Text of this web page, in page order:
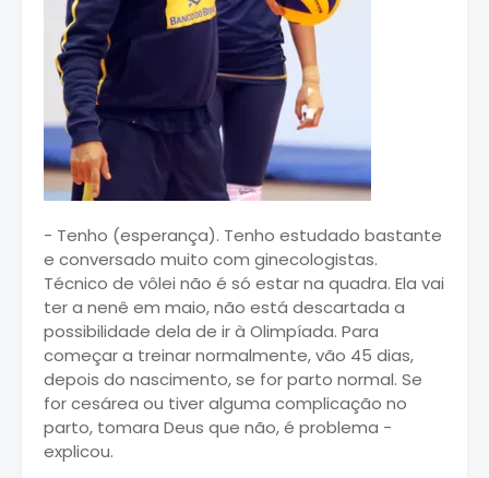
- Tenho (esperança). Tenho estudado bastante
e conversado muito com ginecologistas.
Técnico de vôlei não é só estar na quadra. Ela vai
ter a nenê em maio, não está descartada a
possibilidade dela de ir à Olimpíada. Para
começar a treinar normalmente, vão 45 dias,
depois do nascimento, se for parto normal. Se
for cesárea ou tiver alguma complicação no
parto, tomara Deus que não, é problema -
explicou.